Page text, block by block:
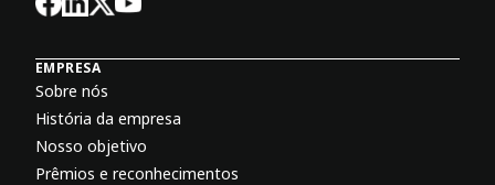
EMPRESA
Sobre nós
História da empresa
Nosso objetivo
Prêmios e reconhecimentos